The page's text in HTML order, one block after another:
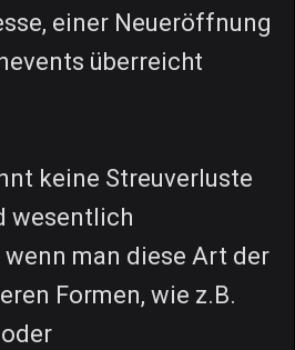
einer Neueröffnung
überreicht
keine Streuverluste
wesentlich
man diese Art der
Formen, wie z.B.